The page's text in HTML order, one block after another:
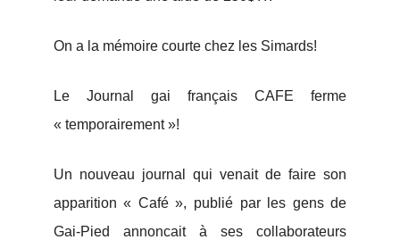
On a la mémoire courte chez les Simards!
Le Journal gai français CAFE ferme
« temporairement »!
Un nouveau journal qui venait de faire son
apparition « Café », publié par les gens de
Gai-Pied annoncait à ses collaborateurs